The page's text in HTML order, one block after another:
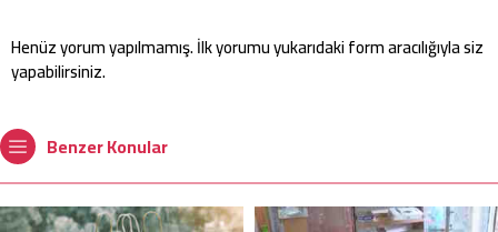
Henüz yorum yapılmamış. İlk yorumu yukarıdaki form aracılığıyla siz
yapabilirsiniz.
Benzer Konular